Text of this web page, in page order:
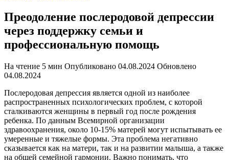
Преодоление послеродовой депрессии
через поддержку семьи и
профессиональную помощь
На чтение 5 мин Опубликовано 04.08.2024 Обновлено
04.08.2024
Послеродовая депрессия является одной из наиболее
распространенных психологических проблем, с которой
сталкиваются женщины в первый год после рождения
ребенка. По данным Всемирной организации
здравоохранения, около 10-15% матерей могут испытывать ее
умеренные и тяжелые формы. Эта проблема негативно
сказывается как на матери, так и на развитии малыша, а также
на общей семейной гармонии. Важно понимать, что